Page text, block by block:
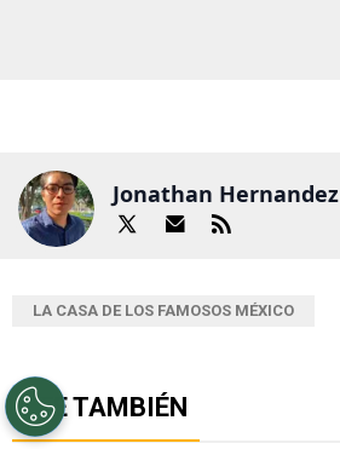
Jonathan Hernandez
LA CASA DE LOS FAMOSOS MÉXICO
LEE TAMBIÉN